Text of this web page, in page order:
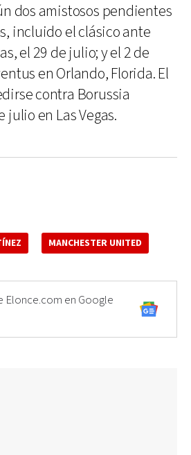
dos amistosos pendientes
incluido el clásico ante
el 29 de julio; y el 2 de
en Orlando, Florida. El
contra Borussia
julio en Las Vegas.
MANCHESTER UNITED
Elonce.com en Google